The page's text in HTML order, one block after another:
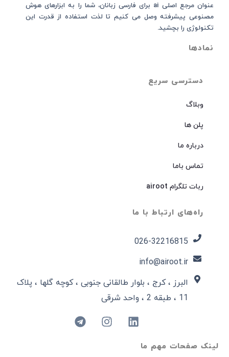
لینک صفحات مهم ما
دسترسی سریع
وبلاگ
پلن ها
درباره ما
تماس باما
ربات تلگرام airoot
راه‌های ارتباط با ما
026-32216815​
info@airoot.ir
البرز ، کرج ، بلوار طالقانی جنوبی ، کوچه گلها ، پلاک
11 ، طبقه 2 ، واحد شرقی
عنوان مرجع اصلی ai برای فارسی زبانان، شما را به ابزارهای هوش
مصنوعی پیشرفته وصل می کنیم تا لذت استفاده از قدرت این
تکنولوژی را بچشید.
نمادها